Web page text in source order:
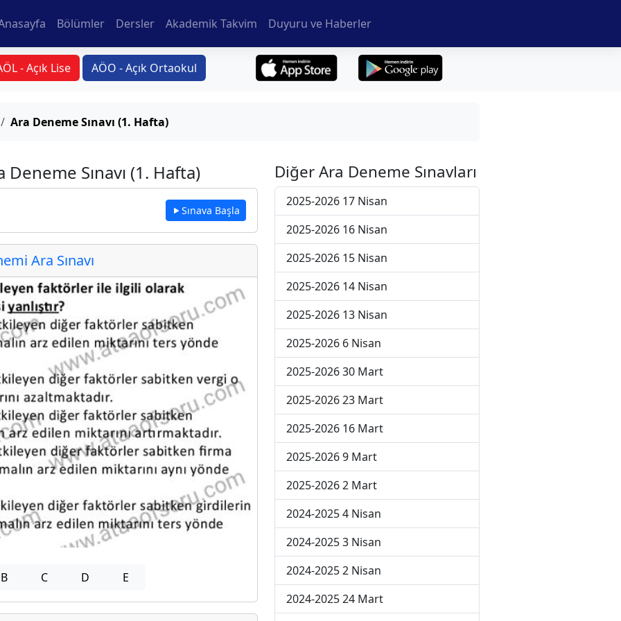
Bölümler Dersler Akademik Takvim Duyuru ve Haberler
- Açık Lise AÖO - Açık Ortaokul
Ara Deneme Sınavı (1. Hafta)
Sınavı (1. Hafta)
Sınava Başla
Ara Sınavı
B C D E
Diğer Ara Deneme Sınavları
2025-2026 17 Nisan
2025-2026 16 Nisan
2025-2026 15 Nisan
2025-2026 14 Nisan
2025-2026 13 Nisan
2025-2026 6 Nisan
2025-2026 30 Mart
2025-2026 23 Mart
2025-2026 16 Mart
2025-2026 9 Mart
2025-2026 2 Mart
2024-2025 4 Nisan
2024-2025 3 Nisan
2024-2025 2 Nisan
2024-2025 24 Mart